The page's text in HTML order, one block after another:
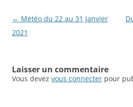
Navigation
des
← Météo du 22 au 31 Janvier
2021
Laisser un commentaire
Vous devez vous connecter pour